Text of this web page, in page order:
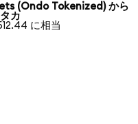
(Ondo Tokenized) から
カ
に相当